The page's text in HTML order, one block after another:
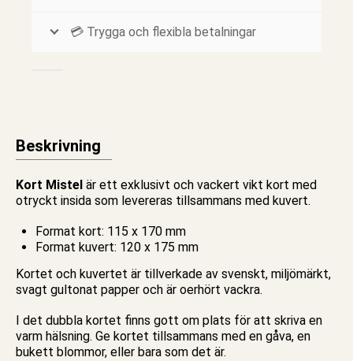
💳 Trygga och flexibla betalningar
Beskrivning
Kort Mistel är ett exklusivt och vackert vikt kort med
otryckt insida som levereras tillsammans med kuvert.
Format kort: 115 x 170 mm
Format kuvert: 120 x 175 mm
Kortet och kuvertet är tillverkade av svenskt, miljömärkt,
svagt gultonat papper och är oerhört vackra.
I det dubbla kortet finns gott om plats för att skriva en
varm hälsning. Ge kortet tillsammans med en gåva, en
bukett blommor, eller bara som det är.